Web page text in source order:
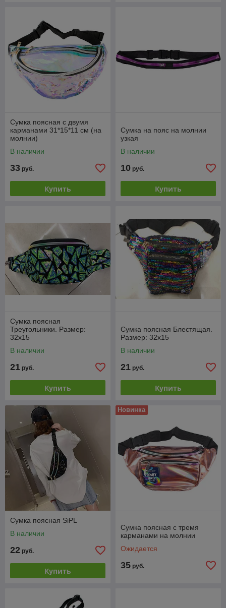
Сумка поясная с двумя
карманами 31*15*11 см (на
молнии)
В наличии
33 руб.
Купить
Сумка на пояс на молнии
узкая
В наличии
10 руб.
Купить
Сумка поясная
Треугольники. Размер:
32х15
В наличии
21 руб.
Купить
Сумка поясная Блестящая.
Размер: 32х15
В наличии
21 руб.
Купить
Сумка поясная SiPL
В наличии
22 руб.
Купить
Новинка
Сумка поясная с тремя
карманами на молнии
Ожидается
35 руб.